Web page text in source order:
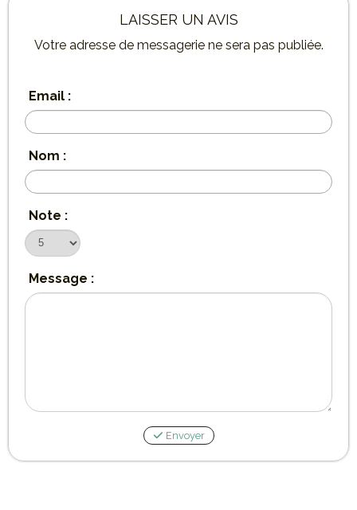
LAISSER UN AVIS
Votre adresse de messagerie ne sera pas publiée.
Email :
Nom :
Note :
Message :
Envoyer